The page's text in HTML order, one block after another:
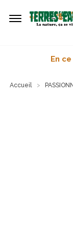
En
Accueil